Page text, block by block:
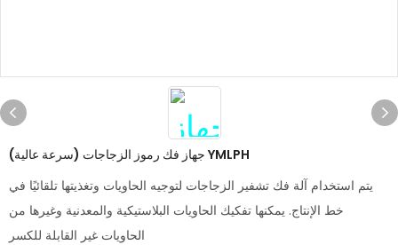
جهاز فك رموز الزجاجات (سرعة عالية) YMLPH
يتم استخدام آلة فك تشفير الزجاجات لتوجيه الحاويات وتغذيتها تلقائيًا في
خط الإنتاج. يمكنها تفكيك الحاويات البلاستيكية والمعدنية وغيرها من
الحاويات غير القابلة للكسر